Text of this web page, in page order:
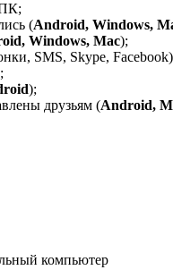
ПК;
(Android, Windows,
Windows, Mac);
SMS, Skype,
);
друзьям (Android,